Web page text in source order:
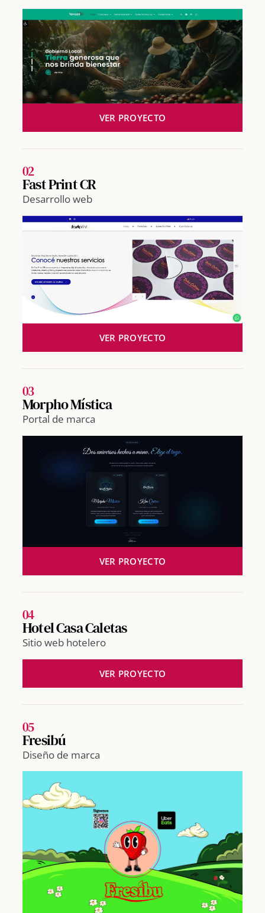
VER PROYECTO
02
Fast Print CR
Desarrollo web
VER PROYECTO
03
Morpho Mística
Portal de marca
VER PROYECTO
04
Hotel Casa Caletas
Sitio web hotelero
VER PROYECTO
05
Fresibú
Diseño de marca